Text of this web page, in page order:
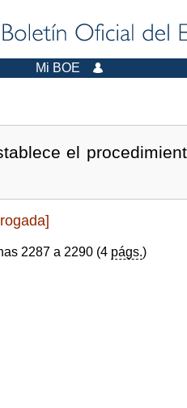
Mi BOE
el
2287 a 2290 (4 págs.)